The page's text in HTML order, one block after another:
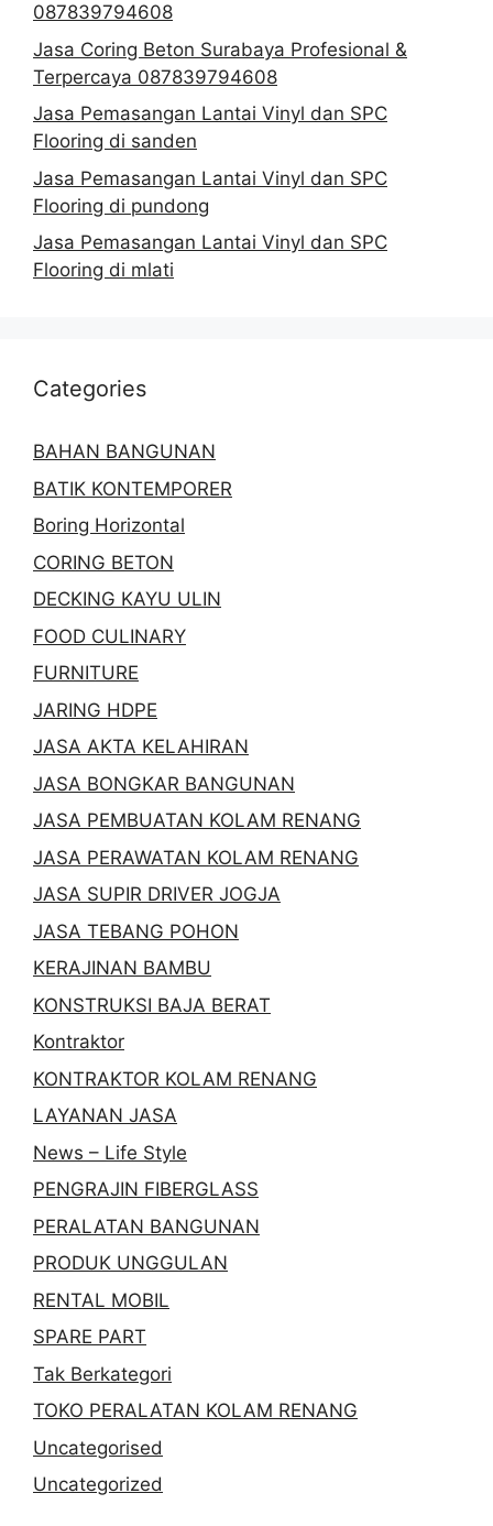
087839794608
Jasa Coring Beton Surabaya Profesional &
Terpercaya 087839794608
Jasa Pemasangan Lantai Vinyl dan SPC
Flooring di sanden
Jasa Pemasangan Lantai Vinyl dan SPC
Flooring di pundong
Jasa Pemasangan Lantai Vinyl dan SPC
Flooring di mlati
Categories
BAHAN BANGUNAN
BATIK KONTEMPORER
Boring Horizontal
CORING BETON
DECKING KAYU ULIN
FOOD CULINARY
FURNITURE
JARING HDPE
JASA AKTA KELAHIRAN
JASA BONGKAR BANGUNAN
JASA PEMBUATAN KOLAM RENANG
JASA PERAWATAN KOLAM RENANG
JASA SUPIR DRIVER JOGJA
JASA TEBANG POHON
KERAJINAN BAMBU
KONSTRUKSI BAJA BERAT
Kontraktor
KONTRAKTOR KOLAM RENANG
LAYANAN JASA
News – Life Style
PENGRAJIN FIBERGLASS
PERALATAN BANGUNAN
PRODUK UNGGULAN
RENTAL MOBIL
SPARE PART
Tak Berkategori
TOKO PERALATAN KOLAM RENANG
Uncategorised
Uncategorized